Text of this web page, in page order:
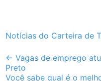
Notícias do Carteira de
Post
navigation
← Vagas de emprego
Preto
Você sabe qual é o